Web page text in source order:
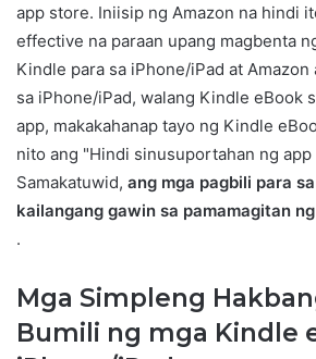
app store. Iniisip ng Amazon na hindi
effective na paraan upang magbenta
Kindle para sa iPhone/iPad at Amazon
sa iPhone/iPad, walang Kindle eBook
app, makakahanap tayo ng Kindle
nito ang "Hindi sinusuportahan ng
Samakatuwid, ang mga pagbili para
kailangang gawin sa pamamagitan
.
Mga Simpleng
Bumili ng mga Kindle